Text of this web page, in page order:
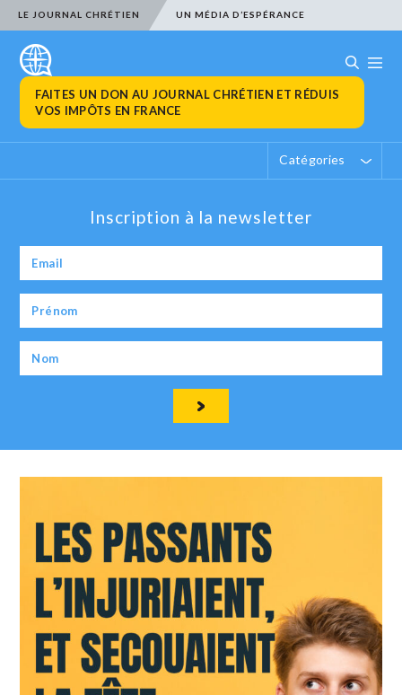
LE JOURNAL CHRÉTIEN UN MÉDIA D’ESPÉRANCE
FAITES UN DON AU JOURNAL CHRÉTIEN ET RÉDUIS
VOS IMPÔTS EN FRANCE
Catégories
Inscription à la newsletter